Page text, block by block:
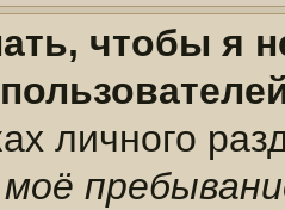
чтобы я
личного